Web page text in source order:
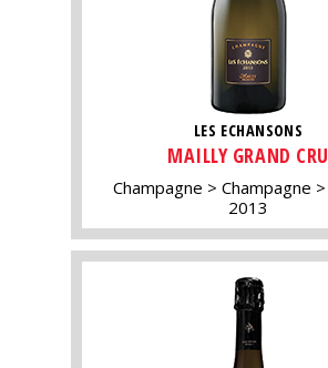
LES ECHANSONS
MAILLY GRAND CRU
Champagne Champagne
2013